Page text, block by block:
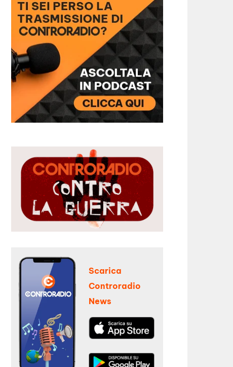
Scarica
Controradio
News